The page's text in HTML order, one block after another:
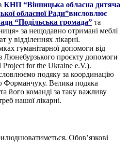
КНП “Вінницька обласна дитяча
обласної Ради”висловлює
“Подільська громада” та
за нещодавно отримані меблі
у відділеннях лікарні.
гуманітарної допомоги від
Люнебурзького проєкту допомоги
for the Ukraine e.V.).
подяку за координацію
Форманчуку. Велика подяка
його команді за таку важливу
нашої лікарні.
Обов’язкові